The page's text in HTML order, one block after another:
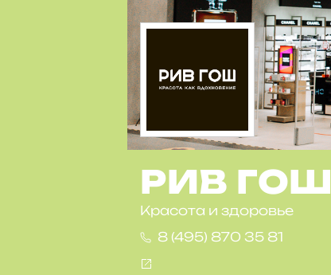
РИВ ГОШ
Красота и здоровье
8 (495) 870 35 81